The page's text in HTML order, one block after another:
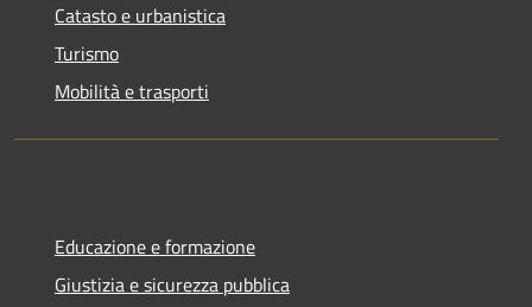
Catasto e urbanistica
Turismo
Mobilità e trasporti
Educazione e formazione
Giustizia e sicurezza pubblica